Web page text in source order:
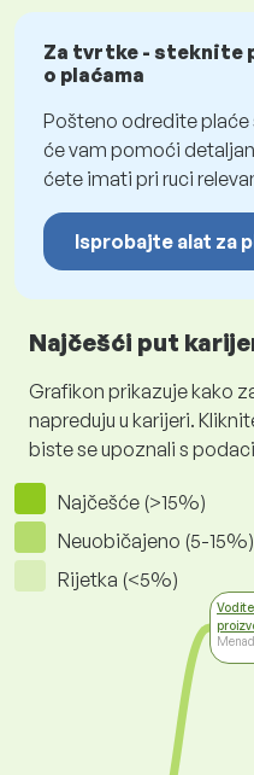
Za tvrtke - steknite
o plaćama
Pošteno odredite
će vam pomoći
ćete imati pri ruci
Isprobajte alat za
Najčešći put
Grafikon prikazuje kako
napreduju u karijeri.
biste se upoznali s
Najčešće (>15%)
Neuobičajeno (5-15%)
Rijetka (<5%)